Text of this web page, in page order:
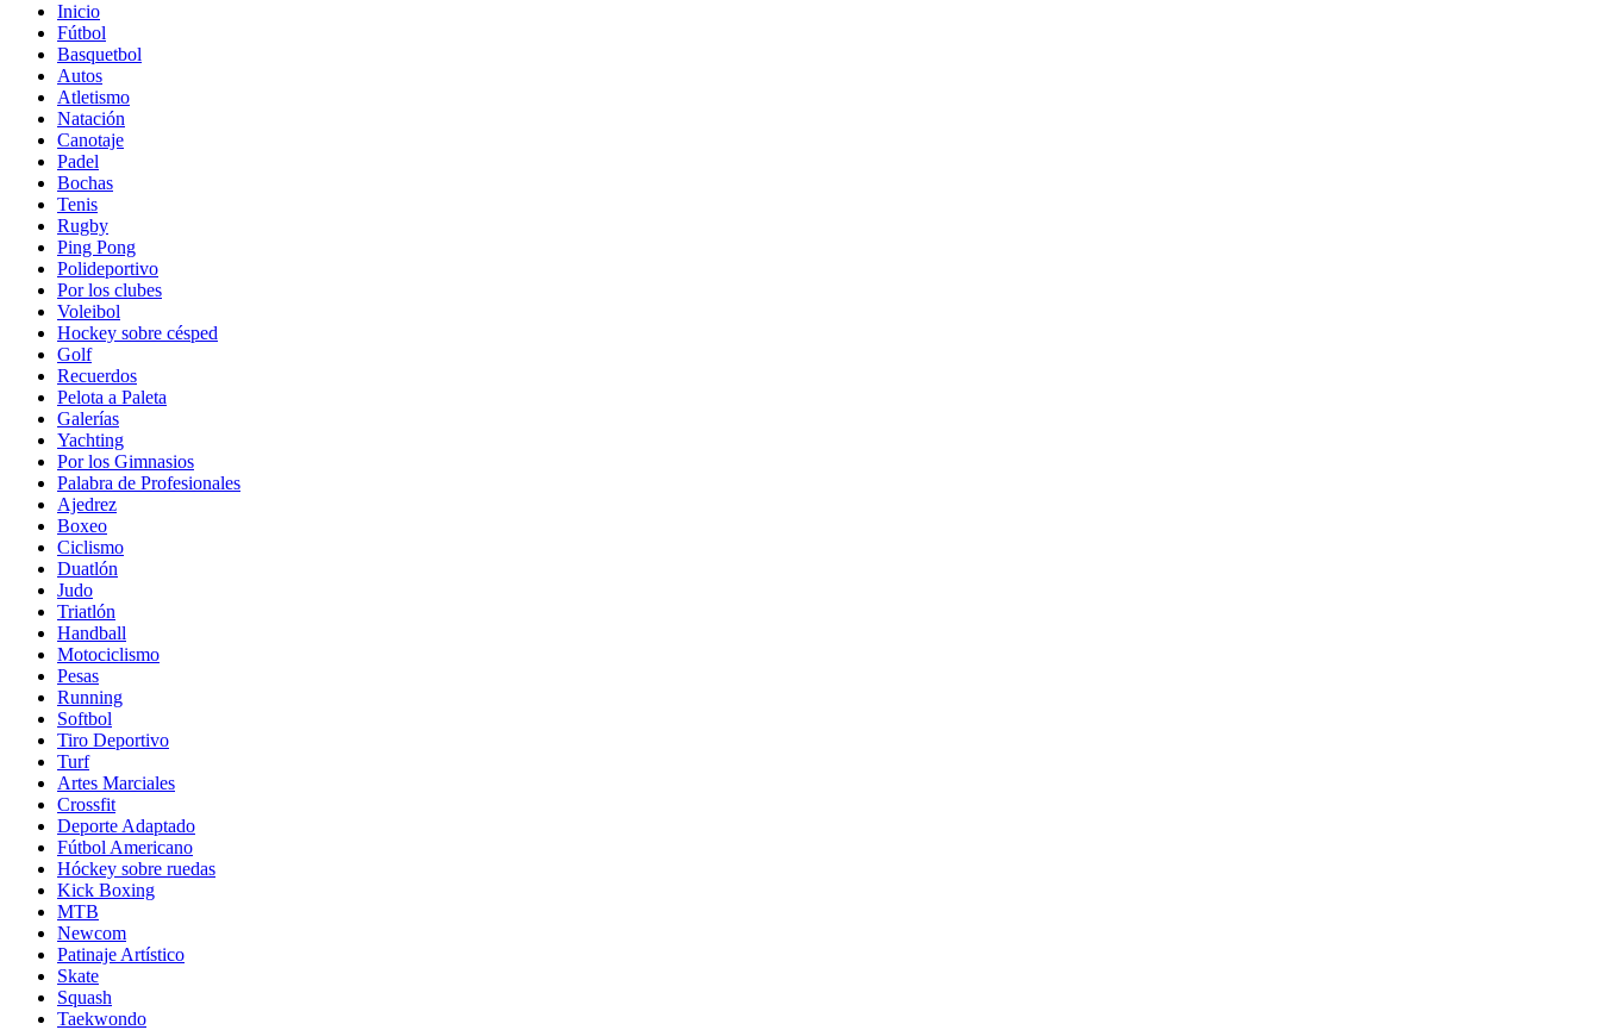
Inicio
Fútbol
Basquetbol
Autos
Atletismo
Natación
Canotaje
Padel
Bochas
Tenis
Rugby
Ping Pong
Polideportivo
Por los clubes
Voleibol
Hockey sobre césped
Golf
Recuerdos
Pelota a Paleta
Galerías
Yachting
Por los Gimnasios
Palabra de Profesionales
Ajedrez
Boxeo
Ciclismo
Duatlón
Judo
Triatlón
Handball
Motociclismo
Pesas
Running
Softbol
Tiro Deportivo
Turf
Artes Marciales
Crossfit
Deporte Adaptado
Fútbol Americano
Hóckey sobre ruedas
Kick Boxing
MTB
Newcom
Patinaje Artístico
Skate
Squash
Taekwondo